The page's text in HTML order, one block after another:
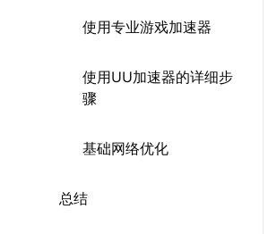
使用专业游戏加速器
使用UU加速器的详细步
骤
基础网络优化
总结